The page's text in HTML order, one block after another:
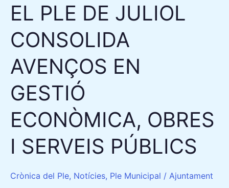
EL PLE DE JULIOL
CONSOLIDA
AVENÇOS EN
GESTIÓ
ECONÒMICA, OBRES
I SERVEIS PÚBLICS
Crònica del Ple, Notícies, Ple Municipal / Ajuntament
ECONÒMICA,
OBRES
SERVEIS
PÚBLICS